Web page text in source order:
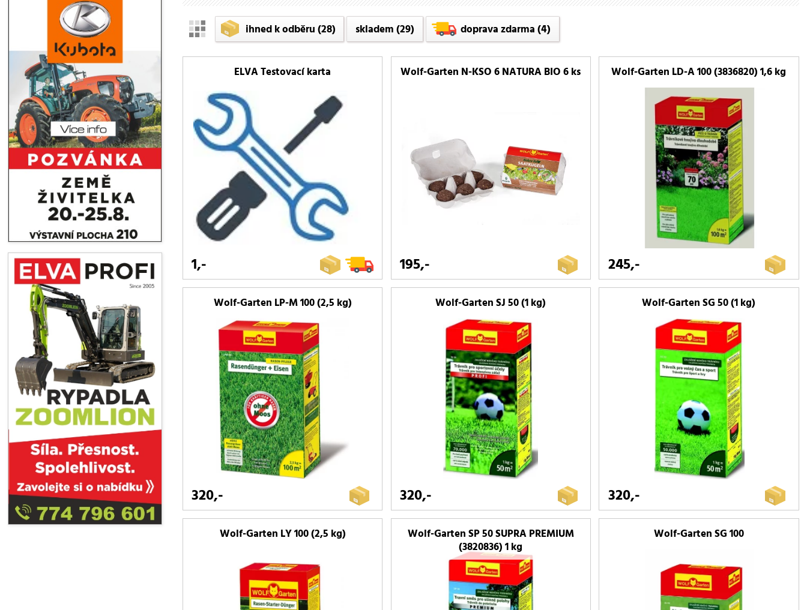
ihned k odběru(28) skladem(29) doprava zdarma(4)
ELVA Testovací karta
1,-
Wolf-Garten N-KSO 6 NATURA BIO 6 ks
195,-
Wolf-Garten LD-A 100 (3836820) 1,6 kg
245,-
Wolf-Garten LP-M 100 (2,5 kg)
320,-
Wolf-Garten SJ 50 (1 kg)
320,-
Wolf-Garten SG 50 (1 kg)
320,-
Wolf-Garten LY 100 (2,5 kg) Wolf-Garten SP 50 SUPRA PREMIUM
(3820836) 1 kg
Wolf-Garten SG 100